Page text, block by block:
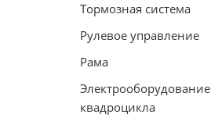
Тормозная система
Рулевое управление
Рама
Электрооборудование
квадроцикла